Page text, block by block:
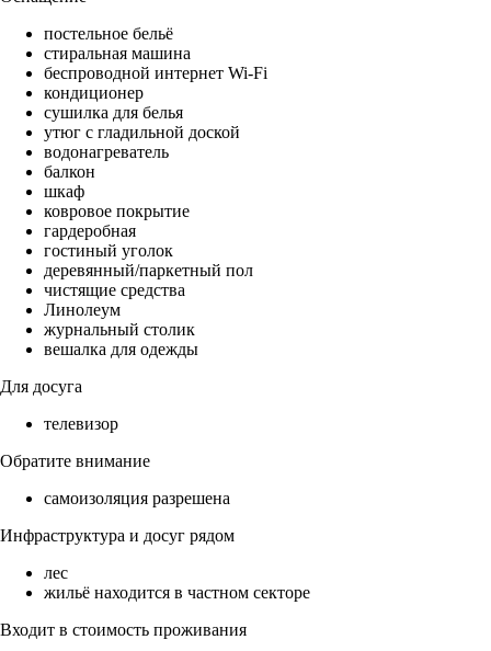
постельное бельё
стиральная машина
беспроводной интернет Wi-Fi
кондиционер
сушилка для белья
утюг с гладильной доской
водонагреватель
балкон
шкаф
ковровое покрытие
гардеробная
гостиный уголок
деревянный/паркетный пол
чистящие средства
Линолеум
журнальный столик
вешалка для одежды
Для досуга
телевизор
Обратите внимание
самоизоляция разрешена
Инфраструктура и досуг рядом
лес
жильё находится в частном секторе
Входит в стоимость проживания